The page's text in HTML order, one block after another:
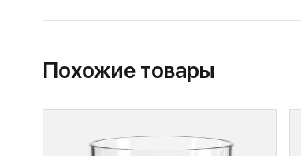
Похожие товары